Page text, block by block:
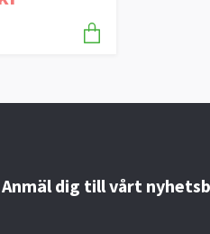
Anmäl dig till vårt